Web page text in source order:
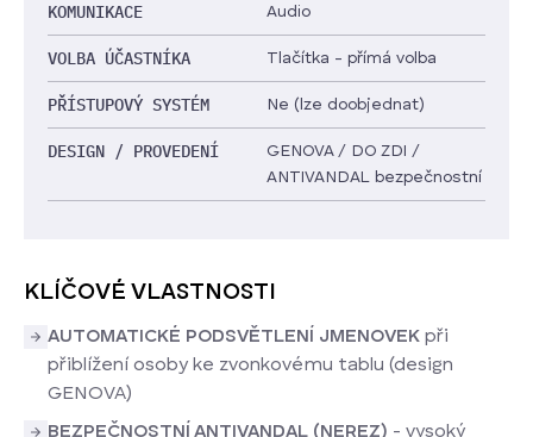
KOMUNIKACE Audio
VOLBA ÚČASTNÍKA Tlačítka - přímá volba
PŘÍSTUPOVÝ SYSTÉM Ne (lze doobjednat)
DESIGN / PROVEDENÍ
GENOVA / DO ZDI /
ANTIVANDAL bezpečnostní
KLÍČOVÉ VLASTNOSTI
AUTOMATICKÉ PODSVĚTLENÍ JMENOVEK při
přiblížení osoby ke zvonkovému tablu (design
GENOVA)
BEZPEČNOSTNÍ ANTIVANDAL (NEREZ) - vysoký